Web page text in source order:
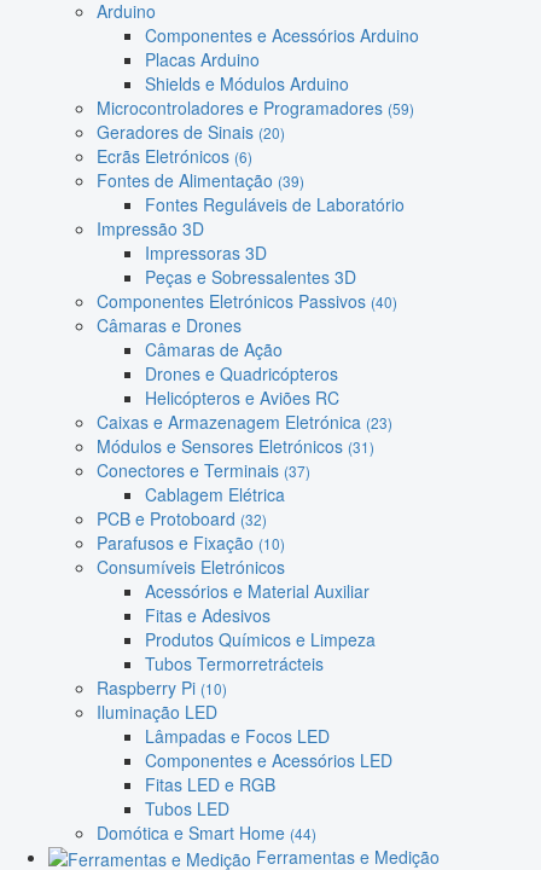
Arduino
Componentes e Acessórios Arduino
Placas Arduino
Shields e Módulos Arduino
Microcontroladores e Programadores (59)
Geradores de Sinais (20)
Ecrãs Eletrónicos (6)
Fontes de Alimentação (39)
Fontes Reguláveis de Laboratório
Impressão 3D
Impressoras 3D
Peças e Sobressalentes 3D
Componentes Eletrónicos Passivos (40)
Câmaras e Drones
Câmaras de Ação
Drones e Quadricópteros
Helicópteros e Aviões RC
Caixas e Armazenagem Eletrónica (23)
Módulos e Sensores Eletrónicos (31)
Conectores e Terminais (37)
Cablagem Elétrica
PCB e Protoboard (32)
Parafusos e Fixação (10)
Consumíveis Eletrónicos
Acessórios e Material Auxiliar
Fitas e Adesivos
Produtos Químicos e Limpeza
Tubos Termorretrácteis
Raspberry Pi (10)
Iluminação LED
Lâmpadas e Focos LED
Componentes e Acessórios LED
Fitas LED e RGB
Tubos LED
Domótica e Smart Home (44)
Ferramentas e Medição